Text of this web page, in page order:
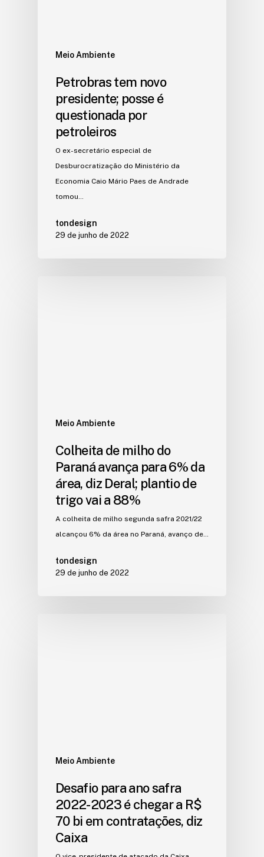
Meio Ambiente
Petrobras tem novo
presidente; posse é
questionada por
petroleiros
O ex-secretário especial de
Desburocratização do Ministério da
Economia Caio Mário Paes de Andrade
tomou…
tondesign
29 de junho de 2022
Meio Ambiente
Colheita de milho do
Paraná avança para 6% da
área, diz Deral; plantio de
trigo vai a 88%
A colheita de milho segunda safra 2021/22
alcançou 6% da área no Paraná, avanço de…
tondesign
29 de junho de 2022
Meio Ambiente
Desafio para ano safra
2022-2023 é chegar a R$
70 bi em contratações, diz
Caixa